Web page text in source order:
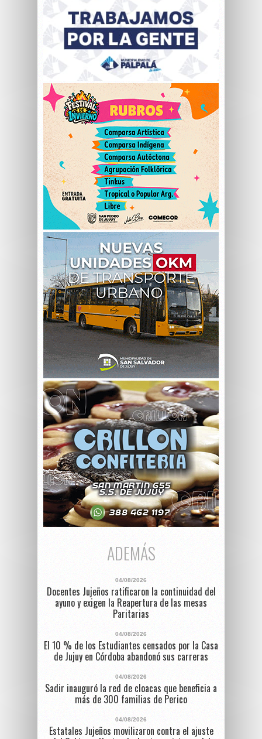
ADEMÁS
04/08/2026
Docentes Jujeños ratificaron la continuidad del
ayuno y exigen la Reapertura de las mesas
Paritarias
04/08/2026
El 10 % de los Estudiantes censados por la Casa
de Jujuy en Córdoba abandonó sus carreras
04/08/2026
Sadir inauguró la red de cloacas que beneficia a
más de 300 familias de Perico
04/08/2026
Estatales Jujeños movilizaron contra el ajuste